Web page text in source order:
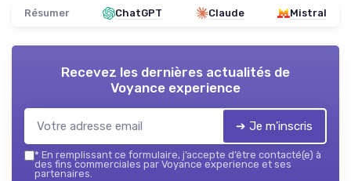
Résumer ChatGPT Claude Mistral
Recevez les dernières actualités de
Voyance experience
➔ Je m'inscris
* En remplissant ce formulaire, j’accepte d’être contacté(e) à
des fins commerciales par Voyance experience et ses
partenaires.